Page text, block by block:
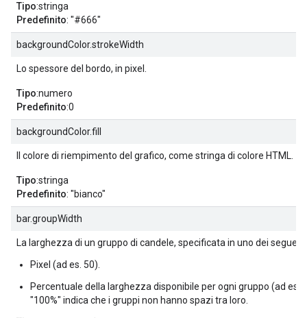
Tipo:stringa
Predefinito: "#666"
backgroundColor.strokeWidth
Lo spessore del bordo, in pixel.
Tipo:numero
Predefinito:0
backgroundColor.fill
Il colore di riempimento del grafico, come stringa di colore HTML.
Tipo:stringa
Predefinito: "bianco"
bar.groupWidth
La larghezza di un gruppo di candele, specificata in uno dei
Pixel (ad es. 50).
Percentuale della larghezza disponibile per ogni gruppo (ad es.
"100%" indica che i gruppi non hanno spazi tra loro.